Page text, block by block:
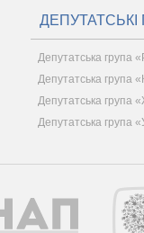
ДЕПУТАТСЬКІ
Депутатська група
Депутатська група
Депутатська група
Депутатська група